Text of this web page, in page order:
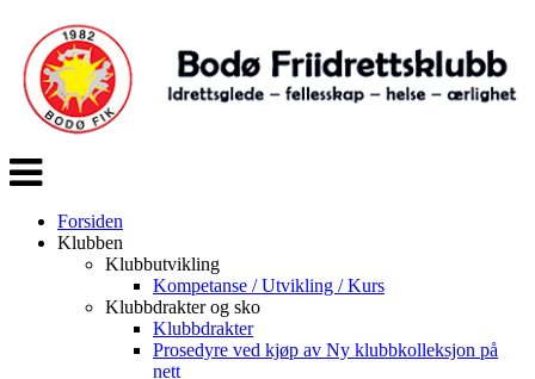
Veksle
navigasjon
Forsiden
Klubben
Klubbutvikling
Kompetanse / Utvikling / Kurs
Klubbdrakter og sko
Klubbdrakter
Prosedyre ved kjøp av Ny klubbkolleksjon på
nett